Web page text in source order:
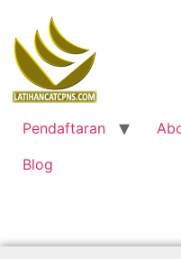
Pendaftaran
Blog